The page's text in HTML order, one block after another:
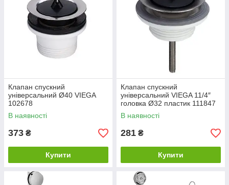
Клапан спускний
унiверсальний Ø40 VIEGA
102678
В наявності
373 ₴
Купити
Клапан спускний
унiверсальний VIEGA 11/4″
головка Ø32 пластик 111847
В наявності
281 ₴
Купити